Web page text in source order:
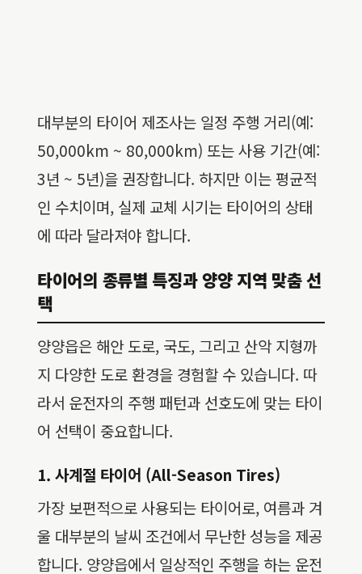
대부분의 타이어 제조사는 일정 주행 거리(예:
50,000km ~ 80,000km) 또는 사용 기간(예:
3년 ~ 5년)을 권장합니다. 하지만 이는 평균적
인 수치이며, 실제 교체 시기는 타이어의 상태
에 따라 달라져야 합니다.
타이어의 종류별 특징과 양양 지역 맞춤 선
택
양양읍은 해안 도로, 국도, 그리고 산악 지형까
지 다양한 도로 환경을 경험할 수 있습니다. 따
라서 운전자의 주행 패턴과 선호도에 맞는 타이
어 선택이 중요합니다.
1. 사계절 타이어 (All-Season Tires)
가장 보편적으로 사용되는 타이어로, 여름과 겨
울 대부분의 날씨 조건에서 무난한 성능을 제공
합니다. 양양읍에서 일상적인 주행을 하는 운전